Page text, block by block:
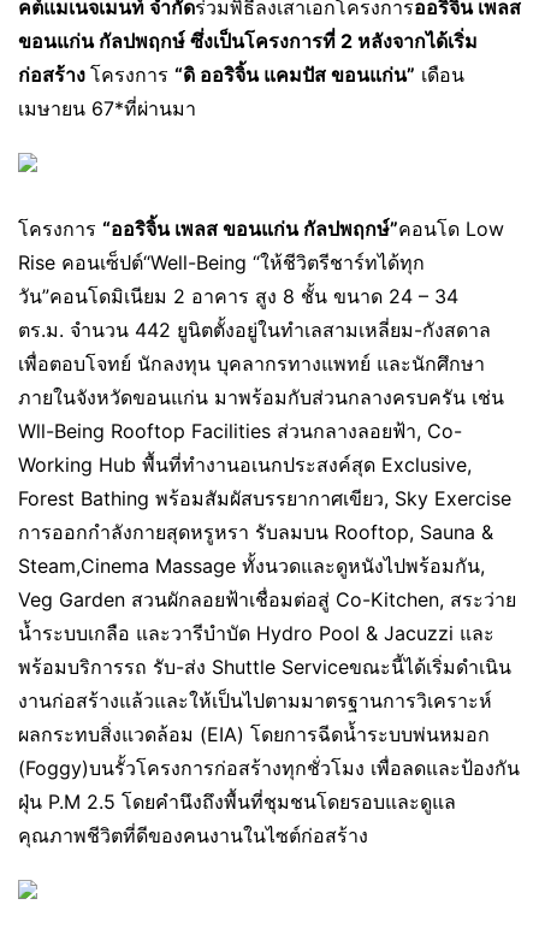
คต์แมเนจเมนท์ จํากัดร่วมพิธีลงเสาเอกโครงการออริจิ้น เพลส
ขอนแก่น กัลปพฤกษ์ ซึ่งเป็นโครงการที่ 2 หลังจากได้เริ่ม
ก่อสร้าง โครงการ “ดิ ออริจิ้น แคมปัส ขอนแก่น” เดือน
เมษายน 67*ที่ผ่านมา
โครงการ “ออริจิ้น เพลส ขอนแก่น กัลปพฤกษ์”คอนโด Low
Rise คอนเซ็ปต์“Well-Being “ให้ชีวิตรีชาร์ทได้ทุก
วัน”คอนโดมิเนียม 2 อาคาร สูง 8 ชั้น ขนาด 24 – 34
ตร.ม. จำนวน 442 ยูนิตตั้งอยู่ในทำเลสามเหลี่ยม-กังสดาล
เพื่อตอบโจทย์ นักลงทุน บุคลากรทางแพทย์ และนักศึกษา
ภายในจังหวัดขอนแก่น มาพร้อมกับส่วนกลางครบครัน เช่น
Wll-Being Rooftop Facilities ส่วนกลางลอยฟ้า, Co-
Working Hub พื้นที่ทำงานอเนกประสงค์สุด Exclusive,
Forest Bathing พร้อมสัมผัสบรรยากาศเขียว, Sky Exercise
การออกกำลังกายสุดหรูหรา รับลมบน Rooftop, Sauna &
Steam,Cinema Massage ทั้งนวดและดูหนังไปพร้อมกัน,
Veg Garden สวนผักลอยฟ้าเชื่อมต่อสู่ Co-Kitchen, สระว่าย
น้ำระบบเกลือ และวารีบำบัด Hydro Pool & Jacuzzi และ
พร้อมบริการรถ รับ-ส่ง Shuttle Serviceขณะนี้ได้เริ่มดำเนิน
งานก่อสร้างแล้วและให้เป็นไปตามมาตรฐานการวิเคราะห์
ผลกระทบสิ่งแวดล้อม (EIA) โดยการฉีดน้ำระบบพ่นหมอก
(Foggy)บนรั้วโครงการก่อสร้างทุกชั่วโมง เพื่อลดและป้องกัน
ฝุ่น P.M 2.5 โดยคำนึงถึงพื้นที่ชุมชนโดยรอบและดูแล
คุณภาพชีวิตที่ดีของคนงานในไซต์ก่อสร้าง